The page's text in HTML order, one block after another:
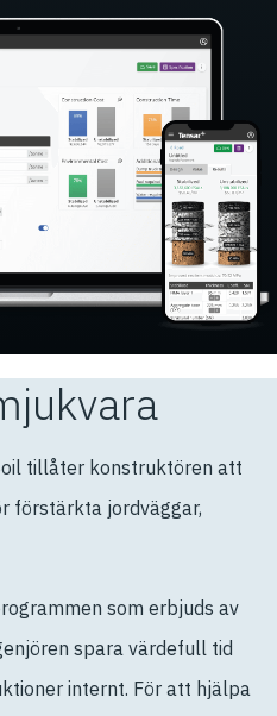
tillåter konstruktören att
förstärkta jordväggar,
som erbjuds av
spara värdefull tid
internt. För att hjälpa